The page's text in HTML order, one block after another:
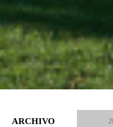
ARCHIVO